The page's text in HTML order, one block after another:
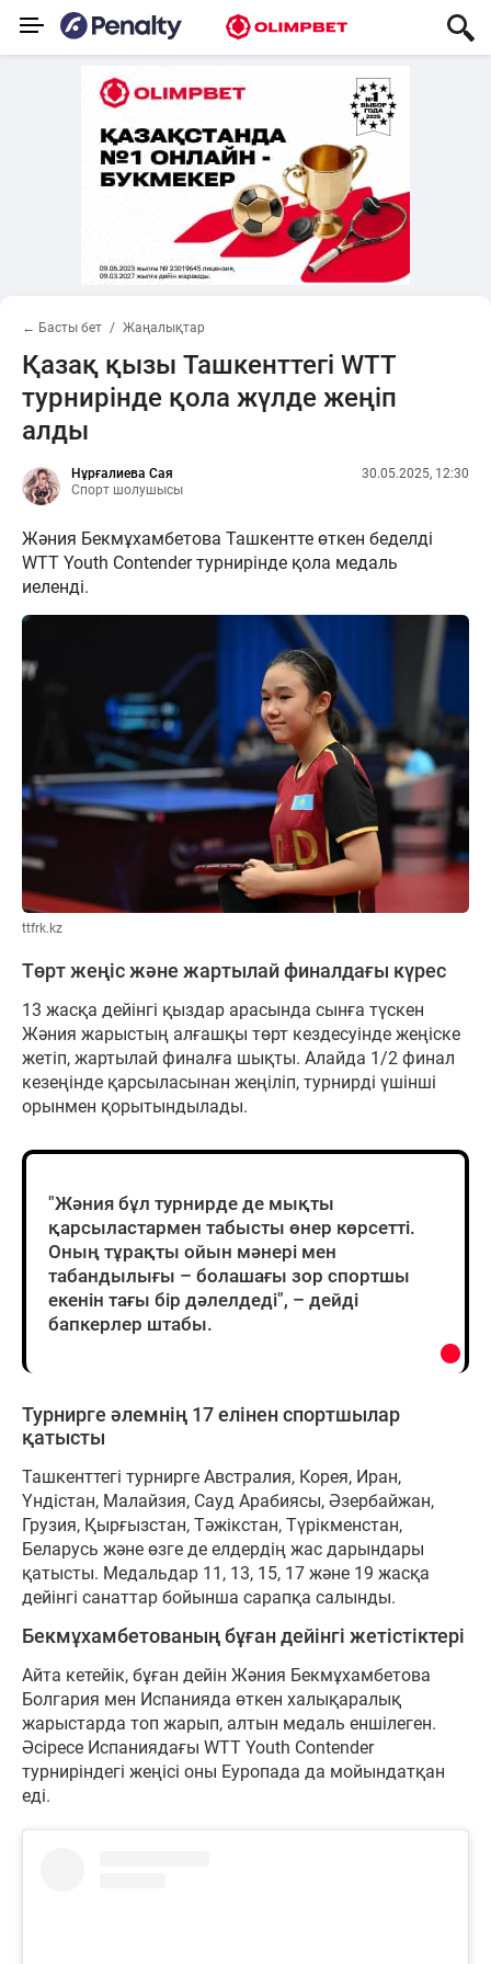
← Басты бет Жаңалықтар
Қазақ қызы Ташкенттегі WTT
турнирінде қола жүлде жеңіп
алды
Нұрғалиева Сая
Спорт шолушысы
30.05.2025, 12:30
Жәния Бекмұхамбетова Ташкентте өткен беделді
WTT Youth Contender турнирінде қола медаль
иеленді.
ttfrk.kz
Төрт жеңіс және жартылай финалдағы күрес
13 жасқа дейінгі қыздар арасында сынға түскен
Жәния жарыстың алғашқы төрт кездесуінде жеңіске
жетіп, жартылай финалға шықты. Алайда 1/2 финал
кезеңінде қарсыласынан жеңіліп, турнирді үшінші
орынмен қорытындылады.
"Жәния бұл турнирде де мықты
қарсыластармен табысты өнер көрсетті.
Оның тұрақты ойын мәнері мен
табандылығы – болашағы зор спортшы
екенін тағы бір дәлелдеді", – дейді
бапкерлер штабы.
Турнирге әлемнің 17 елінен спортшылар
қатысты
Ташкенттегі турнирге Австралия, Корея, Иран,
Үндістан, Малайзия, Сауд Арабиясы, Әзербайжан,
Грузия, Қырғызстан, Тәжікстан, Түрікменстан,
Беларусь және өзге де елдердің жас дарындары
қатысты. Медальдар 11, 13, 15, 17 және 19 жасқа
дейінгі санаттар бойынша сарапқа салынды.
Бекмұхамбетованың бұған дейінгі жетістіктері
Айта кетейік, бұған дейін Жәния Бекмұхамбетова
Болгария мен Испанияда өткен халықаралық
жарыстарда топ жарып, алтын медаль еншілеген.
Әсіресе Испаниядағы WTT Youth Contender
турниріндегі жеңісі оны Еуропада да мойындатқан
еді.